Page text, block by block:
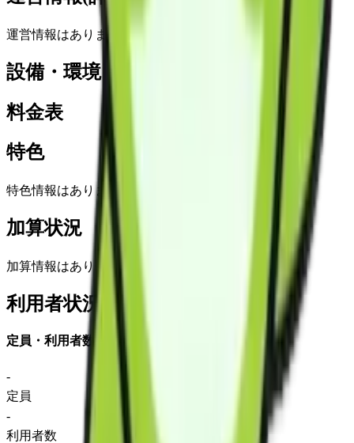
運営情報はありません
設備・環境
料金表
特色
特色情報はありません
加算状況
加算情報はありません
利用者状況
定員・利用者数
-
定員
-
利用者数